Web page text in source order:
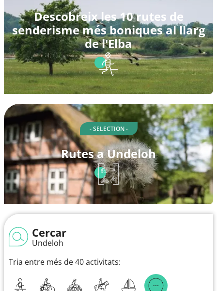
Descobreix les 10 rutes de
senderisme més boniques al llarg
de l'Elba
- SELECTION -
Rutes a Undeloh
Cercar
Undeloh
Tria entre més de 40 activitats: